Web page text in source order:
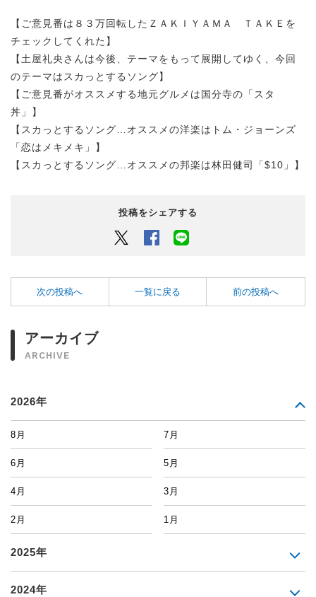
【ご意見番は８３万回転したＺＡＫＩＹＡＭＡ ＴＡＫＥを
チェックしてくれた】
【土屋礼央さんは今後、テーマをもって展開してゆく、今回
のテーマはスカっとするソング】
【ご意見番がオススメする地元グルメは国分寺の「スタ
丼」】
【スカっとするソング…オススメの洋楽はトム・ジョーンズ
「恋はメキメキ」】
【スカっとするソング…オススメの邦楽は林田健司「$10」】
投稿をシェアする
Twitter Facebook
次の投稿へ 一覧に戻る 前の投稿へ
アーカイブ
ARCHIVE
2026年
8月 7月
6月 5月
4月 3月
2月 1月
2025年
2024年